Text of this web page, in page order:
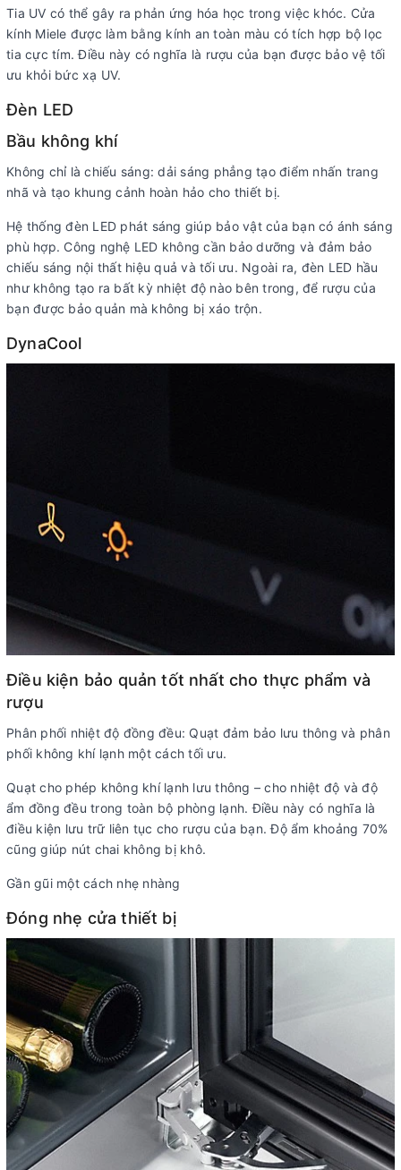
Tia UV có thể gây ra phản ứng hóa học trong việc khóc. Cửa
kính Miele được làm bằng kính an toàn màu có tích hợp bộ lọc
tia cực tím. Điều này có nghĩa là rượu của bạn được bảo vệ tối
ưu khỏi bức xạ UV.
Đèn LED
Bầu không khí
Không chỉ là chiếu sáng: dải sáng phẳng tạo điểm nhấn trang
nhã và tạo khung cảnh hoàn hảo cho thiết bị.
Hệ thống đèn LED phát sáng giúp bảo vật của bạn có ánh sáng
phù hợp. Công nghệ LED không cần bảo dưỡng và đảm bảo
chiếu sáng nội thất hiệu quả và tối ưu. Ngoài ra, đèn LED hầu
như không tạo ra bất kỳ nhiệt độ nào bên trong, để rượu của
bạn được bảo quản mà không bị xáo trộn.
DynaCool
Điều kiện bảo quản tốt nhất cho thực phẩm và
rượu
Phân phối nhiệt độ đồng đều: Quạt đảm bảo lưu thông và phân
phối không khí lạnh một cách tối ưu.
Quạt cho phép không khí lạnh lưu thông – cho nhiệt độ và độ
ẩm đồng đều trong toàn bộ phòng lạnh. Điều này có nghĩa là
điều kiện lưu trữ liên tục cho rượu của bạn. Độ ẩm khoảng 70%
cũng giúp nút chai không bị khô.
Gần gũi một cách nhẹ nhàng
Đóng nhẹ cửa thiết bị